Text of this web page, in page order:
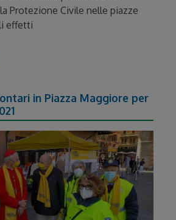
Protezione Civile nelle piazze
effetti
in Piazza Maggiore per